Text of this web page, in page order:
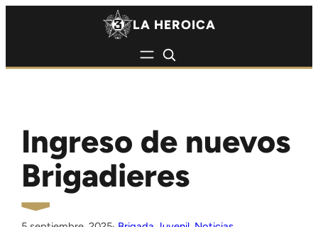
LA HEROICA
Ingreso de nuevos
Brigadieres